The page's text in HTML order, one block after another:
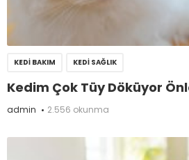
KEDI BAKIM KEDI SAĞLIK
Kedim Çok Tüy Döküyor
admin 2.556 okunma